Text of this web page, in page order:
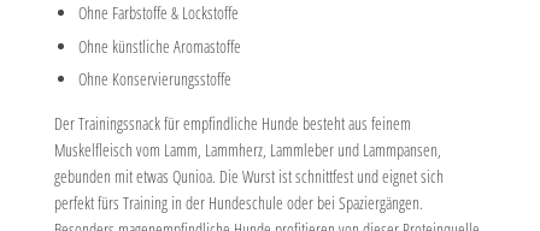
Ohne Farbstoffe & Lockstoffe
Ohne künstliche Aromastoffe
Ohne Konservierungsstoffe
Der Trainingssnack für empfindliche Hunde besteht aus feinem
Muskelfleisch vom Lamm, Lammherz, Lammleber und Lammpansen,
gebunden mit etwas Qunioa. Die Wurst ist schnittfest und eignet sich
perfekt fürs Training in der Hundeschule oder bei Spaziergängen.